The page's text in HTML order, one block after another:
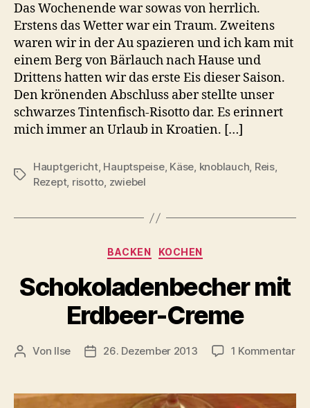
Das Wochenende war sowas von herrlich.
Erstens das Wetter war ein Traum. Zweitens
waren wir in der Au spazieren und ich kam mit
einem Berg von Bärlauch nach Hause und
Drittens hatten wir das erste Eis dieser Saison.
Den krönenden Abschluss aber stellte unser
schwarzes Tintenfisch-Risotto dar. Es erinnert
mich immer an Urlaub in Kroatien. […]
Schlagwörter
Hauptgericht, Hauptspeise, Käse, knoblauch, Reis,
Rezept, risotto, zwiebel
Kategorien
BACKEN KOCHEN
Schokoladenbecher mit
Erdbeer-Creme
Beitragsautor
Von Ilse Beitragsdatum
26. Dezember 2013 1 Kommentarzu